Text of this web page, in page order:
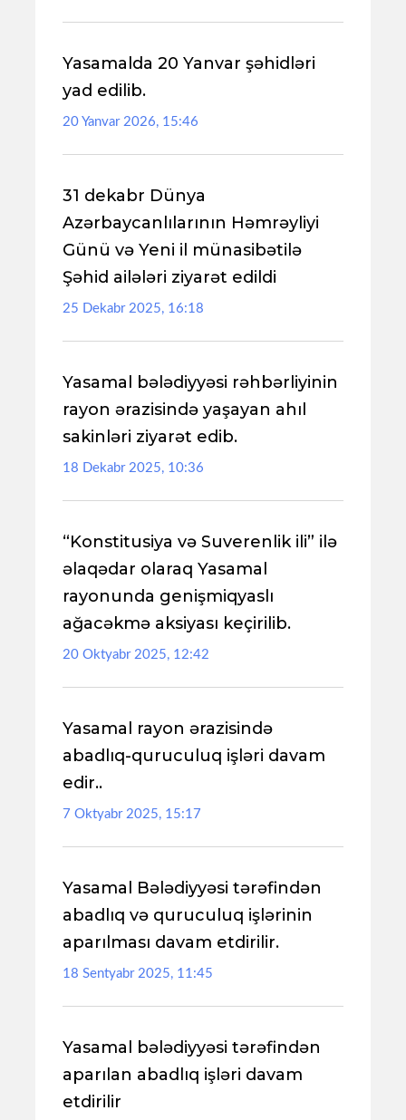
Yasamalda 20 Yanvar şəhidləri
yad edilib.
20 Yanvar 2026, 15:46
31 dekabr Dünya
Azərbaycanlılarının Həmrəyliyi
Günü və Yeni il münasibətilə
Şəhid ailələri ziyarət edildi
25 Dekabr 2025, 16:18
Yasamal bələdiyyəsi rəhbərliyinin
rayon ərazisində yaşayan ahıl
sakinləri ziyarət edib.
18 Dekabr 2025, 10:36
“Konstitusiya və Suverenlik ili” ilə
əlaqədar olaraq Yasamal
rayonunda genişmiqyaslı
ağacəkmə aksiyası keçirilib.
20 Oktyabr 2025, 12:42
Yasamal rayon ərazisində
abadlıq-quruculuq işləri davam
edir..
7 Oktyabr 2025, 15:17
Yasamal Bələdiyyəsi tərəfindən
abadlıq və quruculuq işlərinin
aparılması davam etdirilir.
18 Sentyabr 2025, 11:45
Yasamal bələdiyyəsi tərəfindən
aparılan abadlıq işləri davam
etdirilir